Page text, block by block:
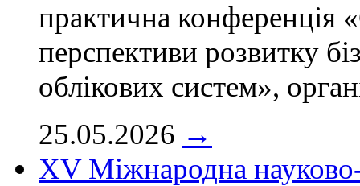
практична конференція
перспективи розвитку
облікових систем»,
25.05.2026 →
ХV Міжнародна